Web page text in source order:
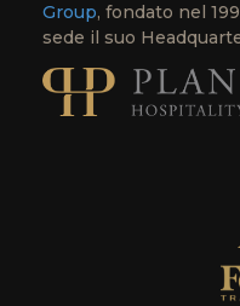
Group, fondato nel
sede il suo